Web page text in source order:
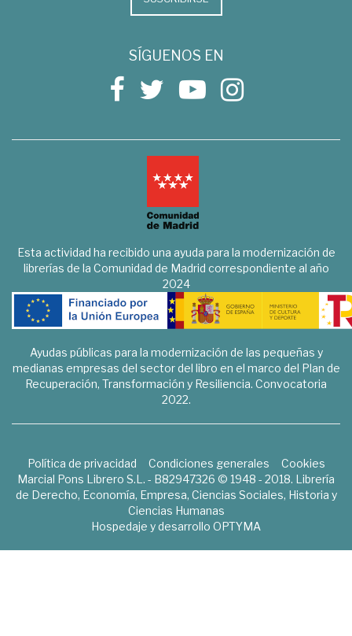
SÍGUENOS EN
Esta actividad ha recibido una ayuda para la modernización de
librerías de la Comunidad de Madrid correspondiente al año
2024
Ayudas públicas para la modernización de las pequeñas y
medianas empresas del sector del libro en el marco del Plan de
Recuperación, Transformación y Resiliencia. Convocatoria
2022.
Política de privacidad Condiciones generales
Cookies
Marcial Pons Librero S.L. - B82947326 © 1948 - 2018. Librería
de Derecho, Economía, Empresa, Ciencias Sociales, Historia y
Ciencias Humanas
Hospedaje y desarrollo OPTYMA